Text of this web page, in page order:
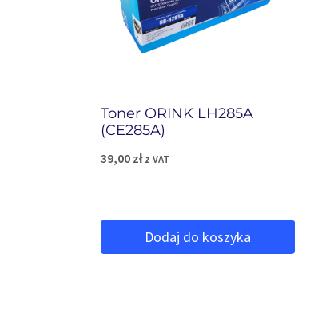
Toner ORINK LH285A
(CE285A)
39,00 zł z VAT
Dodaj do koszyka